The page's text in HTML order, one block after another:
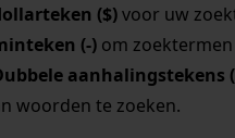
($)voor uw
(-)om
aanhalingstekens
woorden te zoeken.